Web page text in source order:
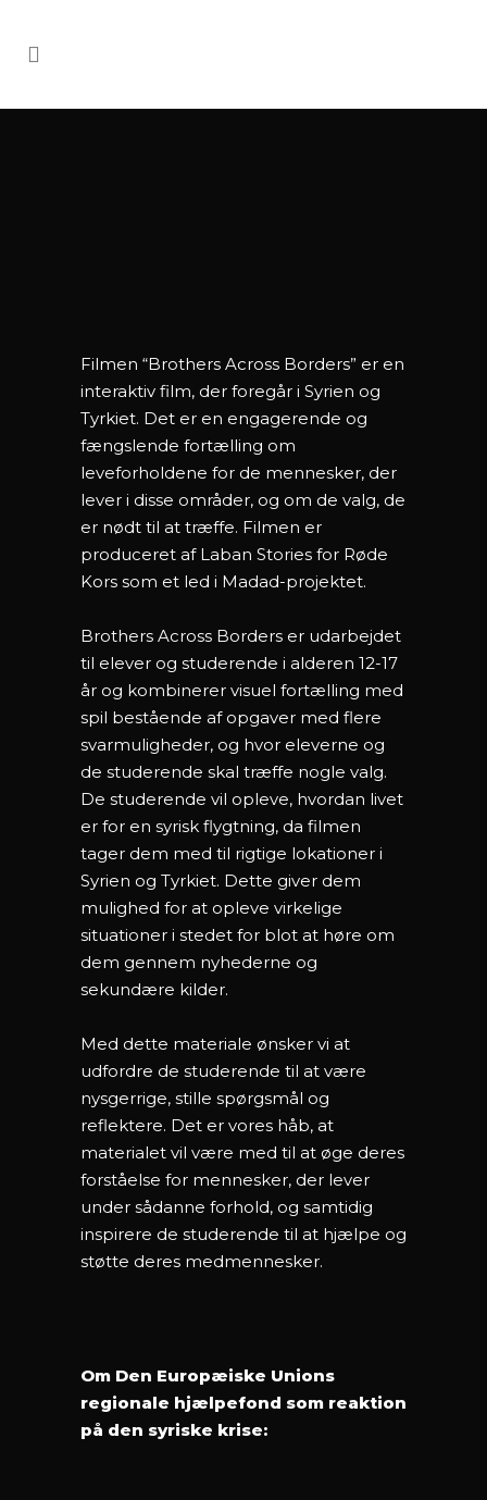
Filmen “Brothers Across Borders” er en
interaktiv film, der foregår i Syrien og
Tyrkiet. Det er en engagerende og
fængslende fortælling om
leveforholdene for de mennesker, der
lever i disse områder, og om de valg, de
er nødt til at træffe. Filmen er
produceret af Laban Stories for Røde
Kors som et led i Madad-projektet.
Brothers Across Borders er udarbejdet
til elever og studerende i alderen 12-17
år og kombinerer visuel fortælling med
spil bestående af opgaver med flere
svarmuligheder, og hvor eleverne og
de studerende skal træffe nogle valg.
De studerende vil opleve, hvordan livet
er for en syrisk flygtning, da filmen
tager dem med til rigtige lokationer i
Syrien og Tyrkiet. Dette giver dem
mulighed for at opleve virkelige
situationer i stedet for blot at høre om
dem gennem nyhederne og
sekundære kilder.
Med dette materiale ønsker vi at
udfordre de studerende til at være
nysgerrige, stille spørgsmål og
reflektere. Det er vores håb, at
materialet vil være med til at øge deres
forståelse for mennesker, der lever
under sådanne forhold, og samtidig
inspirere de studerende til at hjælpe og
støtte deres medmennesker.
Om Den Europæiske Unions
regionale hjælpefond som reaktion
på den syriske krise: